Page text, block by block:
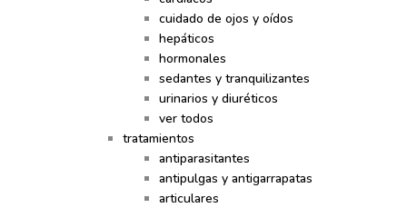
cuidado de ojos y oídos
hepáticos
hormonales
sedantes y tranquilizantes
urinarios y diuréticos
ver todos
tratamientos
antiparasitantes
antipulgas y antigarrapatas
articulares